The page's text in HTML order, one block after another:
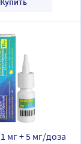
мг + 5 мг/доза